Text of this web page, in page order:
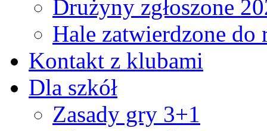
Drużyny zgłoszone
Hale zatwierdzone
Kontakt z klubami
Dla szkół
Zasady gry 3+1